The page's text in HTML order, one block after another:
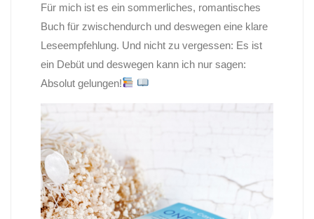
Für mich ist es ein sommerliches, romantisches
Buch für zwischendurch und deswegen eine klare
Leseempfehlung. Und nicht zu vergessen: Es ist
ein Debüt und deswegen kann ich nur sagen:
Absolut gelungen!